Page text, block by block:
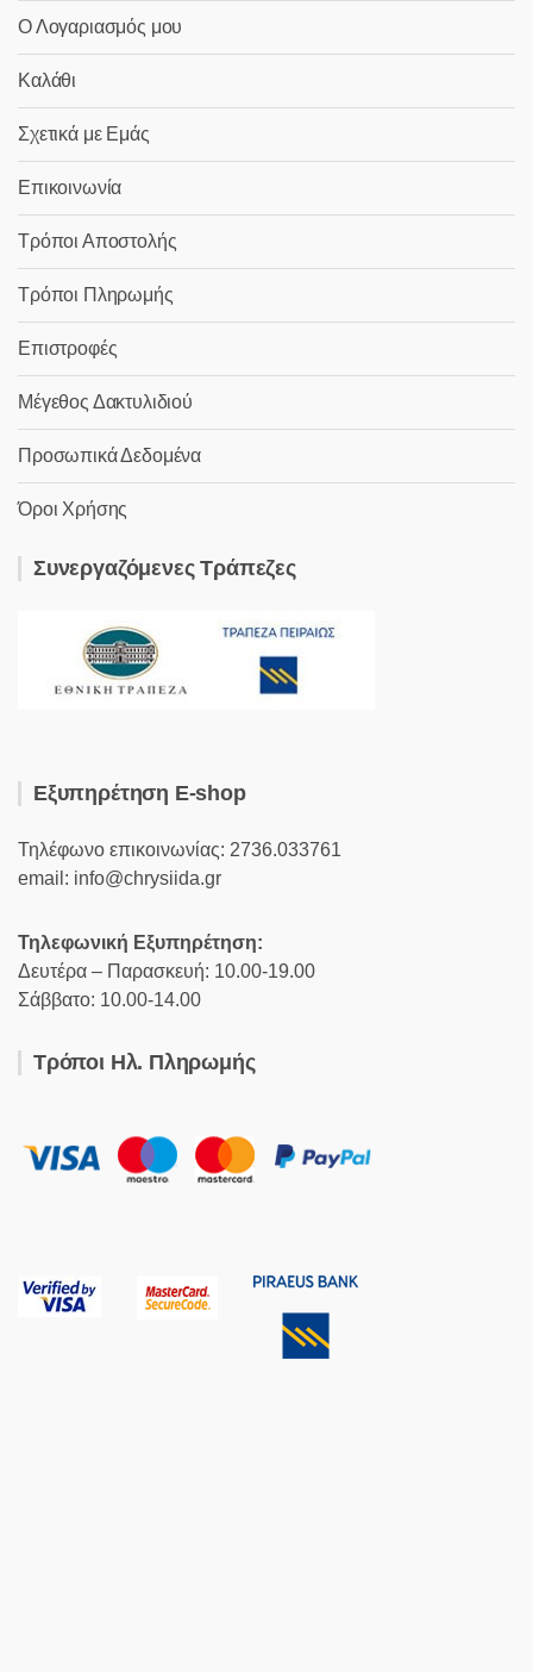
Ο Λογαριασμός μου
Καλάθι
Σχετικά με Εμάς
Επικοινωνία
Τρόποι Αποστολής
Τρόποι Πληρωμής
Επιστροφές
Μέγεθος Δακτυλιδιού
Προσωπικά Δεδομένα
Όροι Χρήσης
Συνεργαζόμενες Τράπεζες
Εξυπηρέτηση E-shop
Τηλέφωνο επικοινωνίας: 2736.033761
email: info@chrysiida.gr
Τηλεφωνική Εξυπηρέτηση:
Δευτέρα – Παρασκευή: 10.00-19.00
Σάββατο: 10.00-14.00
Τρόποι Ηλ. Πληρωμής